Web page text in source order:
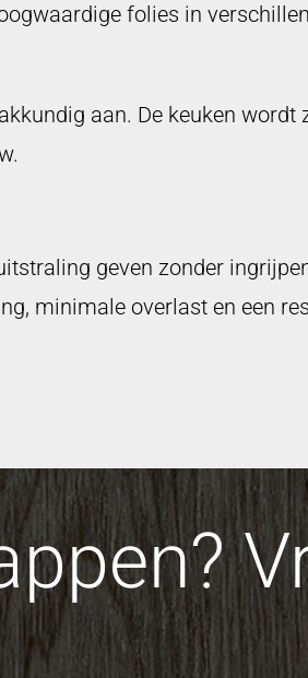
folies in
aan. De keuken
geven zonder
minimale overlast en een